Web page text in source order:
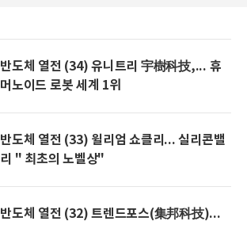
반도체 열전 (34) 유니트리 宇樹科技,... 휴
머노이드 로봇 세계 1위
반도체 열전 (33) 윌리엄 쇼클리... 실리콘밸
리 " 최초의 노벨상"
반도체 열전 (32) 트렌드포스(集邦科技)...